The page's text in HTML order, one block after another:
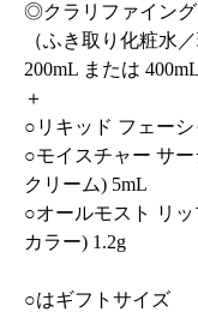
◎クラリファイング
（ふき取り化粧水／
200mL または
＋
○リキッド フェー
○モイスチャー サ
クリーム) 5mL
○オールモスト リ
カラー) 1.2g
○はギフトサイズ